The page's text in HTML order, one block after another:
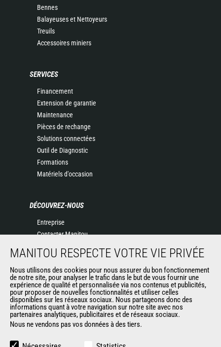
Bennes
Balayeuses et Nettoyeurs
Treuils
Accessoires miniers
SERVICES
Financement
Extension de garantie
Maintenance
Pièces de rechange
Solutions connectées
Outil de Diagnostic
Formations
Matériels d'occasion
DÉCOUVREZ-NOUS
Entreprise
Contacter Manitou
Politique de protection des données
Evénements
Actualités
Historique
AUTRES SITES DU GROUPE
Manitou Group
MANITOU RESPECTE VOTRE VIE PRIVÉE
Nous utilisons des cookies pour nous assurer du bon fonctionnement
de notre site, pour analyser le trafic dans le but de vous fournir une
expérience de qualité et personnalisée via nos contenus et publicités,
pour proposer de nouvelles fonctionnalités et utiliser celles
disponibles sur les réseaux sociaux. Nous partageons donc des
informations quant à votre navigation sur notre site avec nos
partenaires analytiques, publicitaires et de réseaux sociaux.
Nous ne vendons pas vos données à des tiers.